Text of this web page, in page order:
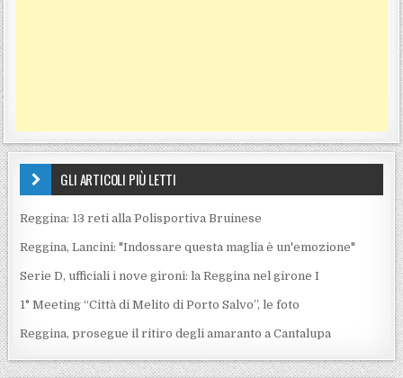
GLI ARTICOLI PIÙ LETTI
Reggina: 13 reti alla Polisportiva Bruinese
Reggina, Lancini: "Indossare questa maglia è un'emozione"
Serie D, ufficiali i nove gironi: la Reggina nel girone I
1° Meeting “Città di Melito di Porto Salvo”, le foto
Reggina, prosegue il ritiro degli amaranto a Cantalupa